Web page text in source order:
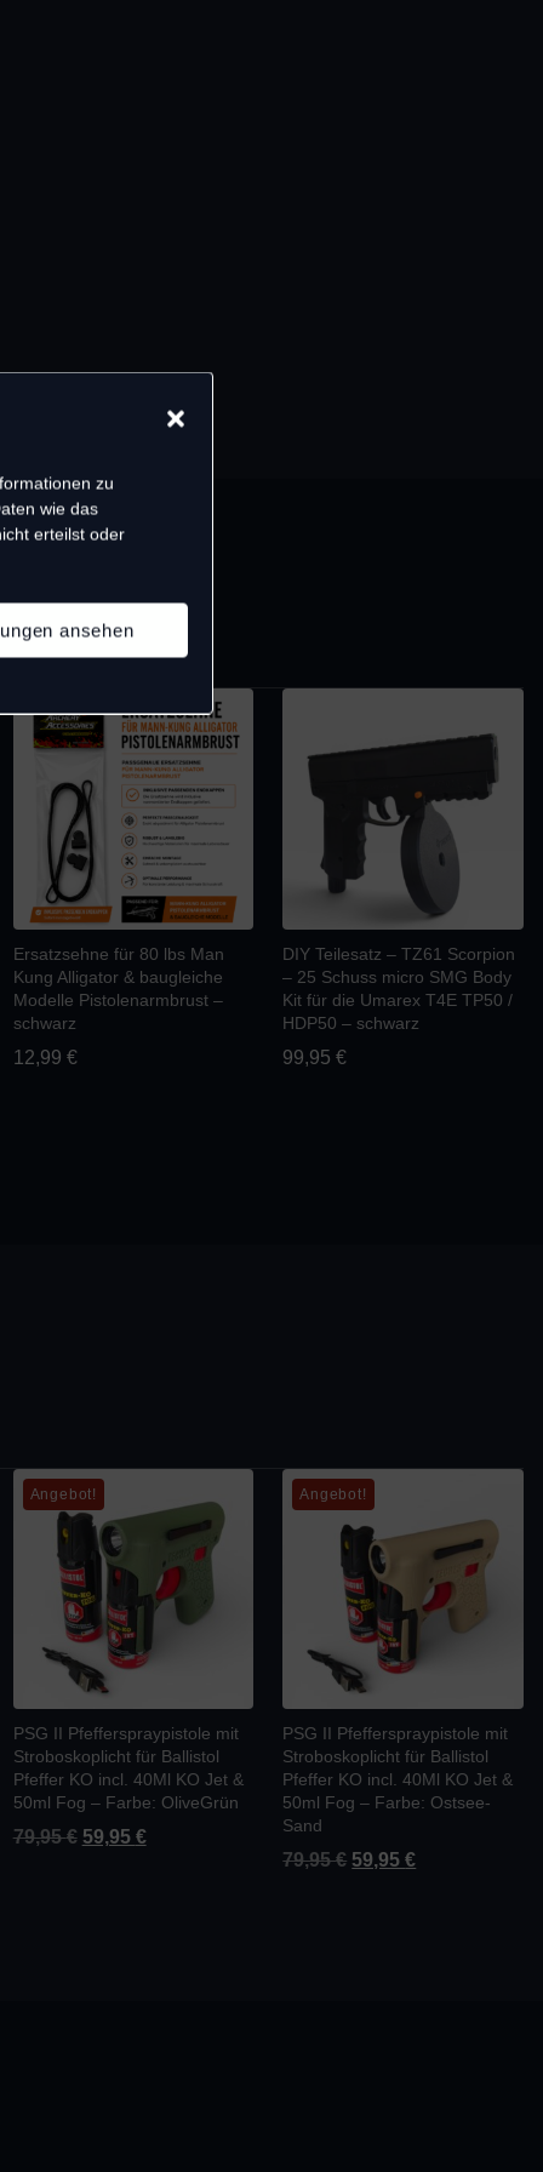
zu
wie das
erteilst oder
ansehen
Ersatzsehne für 80 lbs Man
Kung Alligator & baugleiche
Modelle Pistolenarmbrust –
schwarz
12,99 €
DIY Teilesatz – TZ61 Scorpion
– 25 Schuss micro SMG Body
Kit für die Umarex T4E TP50 /
HDP50 – schwarz
99,95€
Angebot!
PSG II Pfefferspraypistole mit
Stroboskoplicht für Ballistol
Pfeffer KO incl. 40Ml KO Jet &
50ml Fog – Farbe: OliveGrün
79,95€ 59,95 €
Angebot!
PSG II Pfefferspraypistole mit
Stroboskoplicht für Ballistol
Pfeffer KO incl. 40Ml KO Jet &
50ml Fog – Farbe: Ostsee-
Sand
79,95€ 59,95€